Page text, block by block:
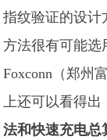
指纹验证的设计
方法很有可能选
Foxconn（郑州
上还可以看得出
法和快速充电总